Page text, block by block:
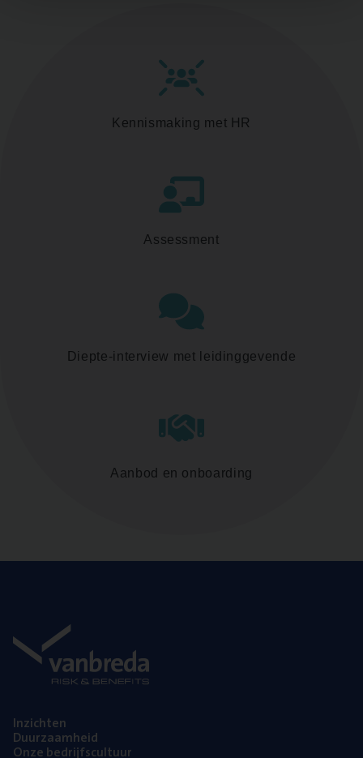
Kennismaking met HR
Assessment
Diepte-interview met leidinggevende
Aanbod en onboarding
Inzich­ten
Duur­zaam­heid
Onze bedrijfs­cul­tuur